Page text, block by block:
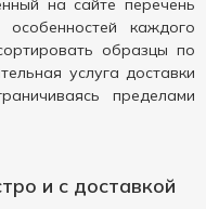
на сайте перечень
каждого
образцы по
услуга доставки
пределами
и с доставкой